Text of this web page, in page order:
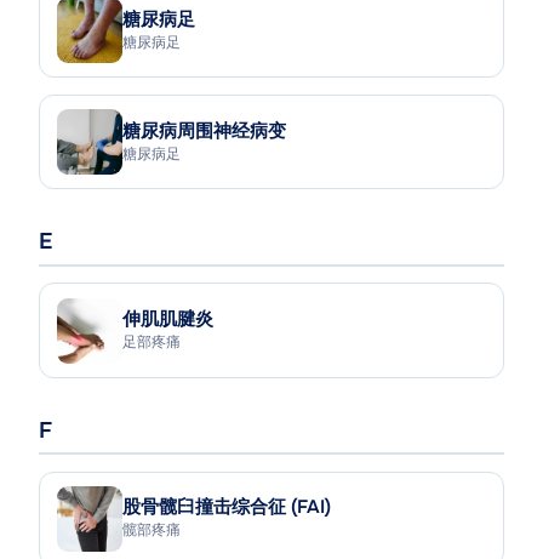
糖尿病足
糖尿病足
糖尿病周围神经病变
糖尿病足
E
伸肌肌腱炎
足部疼痛
F
股骨髋臼撞击综合征 (FAI)
髋部疼痛